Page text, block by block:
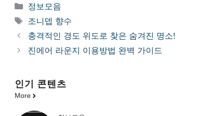
카
테
고
리
정보모음
태
그
조니뎁 향수
충격적인 경도 위도로 찾은 숨겨진 명소!
진에어 라운지 이용방법 완벽 가이드
인기 콘텐츠
More